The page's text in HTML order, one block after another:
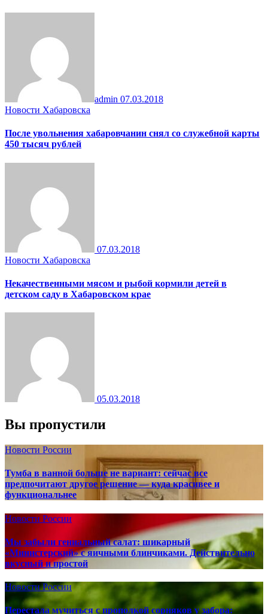
admin 07.03.2018
Новости Хабаровска
После увольнения хабаровчанин снял со служебной карты
450 тысяч рублей
07.03.2018
Новости Хабаровска
Некачественными мясом и рыбой кормили детей в
детском саду в Хабаровском крае
05.03.2018
Вы пропустили
Новости России
Тумба в ванной больше не вариант: сейчас все
предпочитают другое решение — куда красивее и
функциональнее
Новости России
Мы забыли гениальный салат: шикарный
«Министерский» с яичными блинчиками. Действительно
вкусный и простой
Новости России
Перестала мучиться с прополкой сорняков у забора: